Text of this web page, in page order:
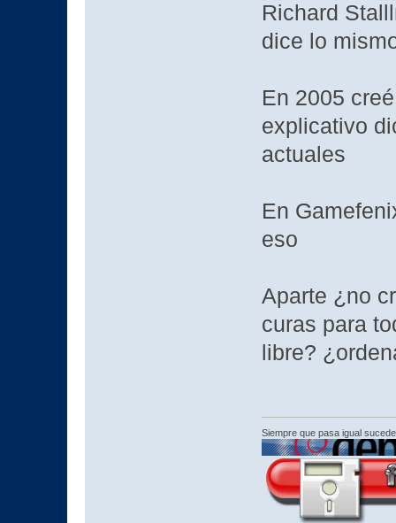
Richard
dice lo
En 2005
explicativo
actuales
En
eso
Aparte ¿no
curas para
libre?
Siempre que pasa igual